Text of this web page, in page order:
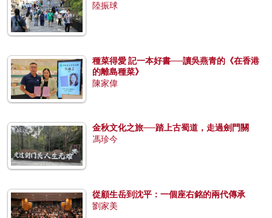
陸振球
種菜得愛 記一本好書──讀吳燕青的《在香港
的離島種菜》
陳家偉
金秋文化之旅──踏上古蜀道，走過劍門關
馮珍今
從顧生岳到沈平：一個座右銘的兩代傳承
劉家美